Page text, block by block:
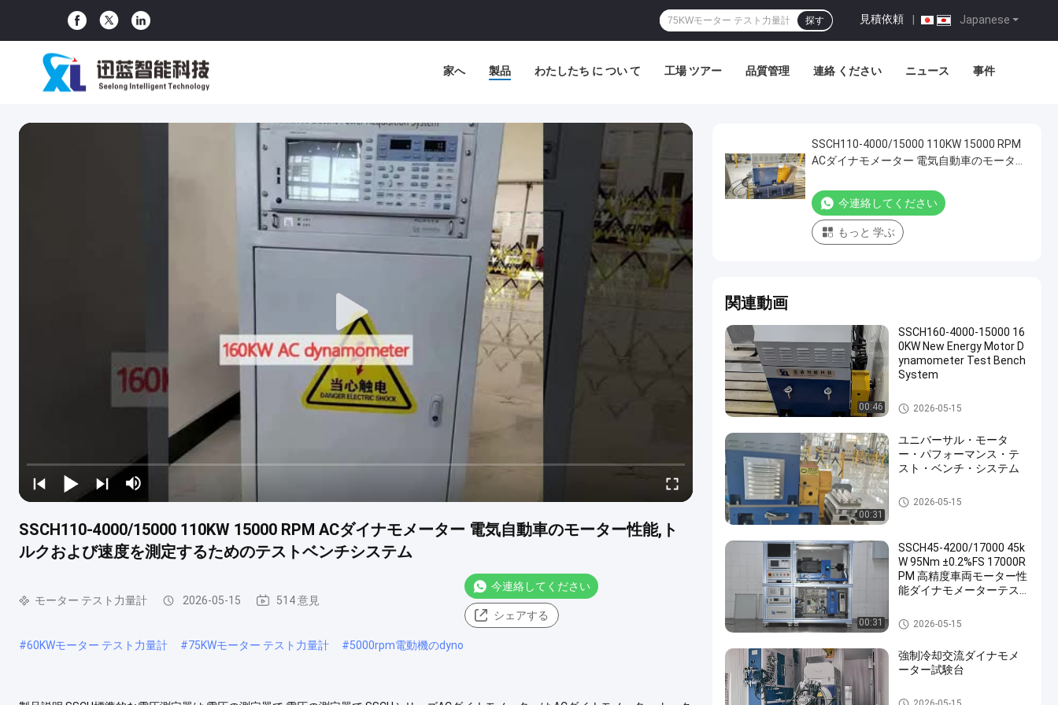
Japanese
見積依頼
探す
家へ 製品 わたしたち に つい て 工場 ツアー 品質管理 連絡 ください ニュース 事件
SSCH110-4000/15000 110KW 15000 RPM ACダイナモメーター 電気自動車のモーター性能,ト
ルクおよび速度を測定するためのテストベンチシステム
モーター テスト力量計 2026-05-15 514 意見
今連絡してください
シェアする
#60KWモーター テスト力量計 #75KWモーター テスト力量計 #5000rpm電動機のdyno
SSCH110-4000/15000 110KW 15000 RPM
ACダイナモメーター 電気自動車のモーター
ストベンチシステム
今連絡してください
もっと 学ぶ
関連動画
00:46
SSCH160-4000-15000 16
0KW New Energy Motor D
ynamometer Test Bench
System
AC力量計
2026-05-15
00:31
ユニバーサル・モータ
ー・パフォーマンス・テ
スト・ベンチ・システム
モーター テスト力量計
2026-05-15
00:31
SSCH45-4200/17000 45k
W 95Nm ±0.2%FS 17000R
PM 高精度車両モーター性
能ダイナモメーターテス
モーター テスト力量計
2026-05-15
強制冷却交流ダイナモメ
ーター試験台
モーター テスト力量計